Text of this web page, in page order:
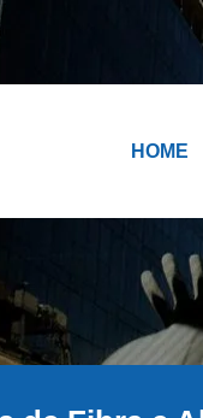
HOME